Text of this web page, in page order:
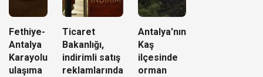
Fethiye-
Antalya
Karayolu
ulaşıma
Ticaret
Bakanlığı,
indirimli satış
reklamlarında
Antalya’nın
Kaş
ilçesinde
orman